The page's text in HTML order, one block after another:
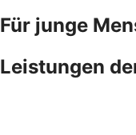
Für junge
Leistungen